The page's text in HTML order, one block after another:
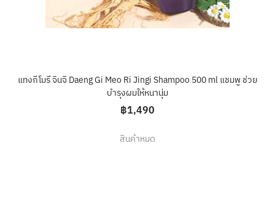
แทงกีโมรี จินจิ Daeng Gi Meo Ri Jingi Shampoo 500 ml แชมพู ช่วย
บำรุงผมให้หนานุ่ม
฿1,490
สินค้าหมด